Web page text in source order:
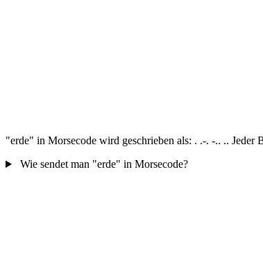
"erde" in Morsecode wird geschrieben als: . .-. -.. .. Jeder
Wie sendet man "erde" in Morsecode?